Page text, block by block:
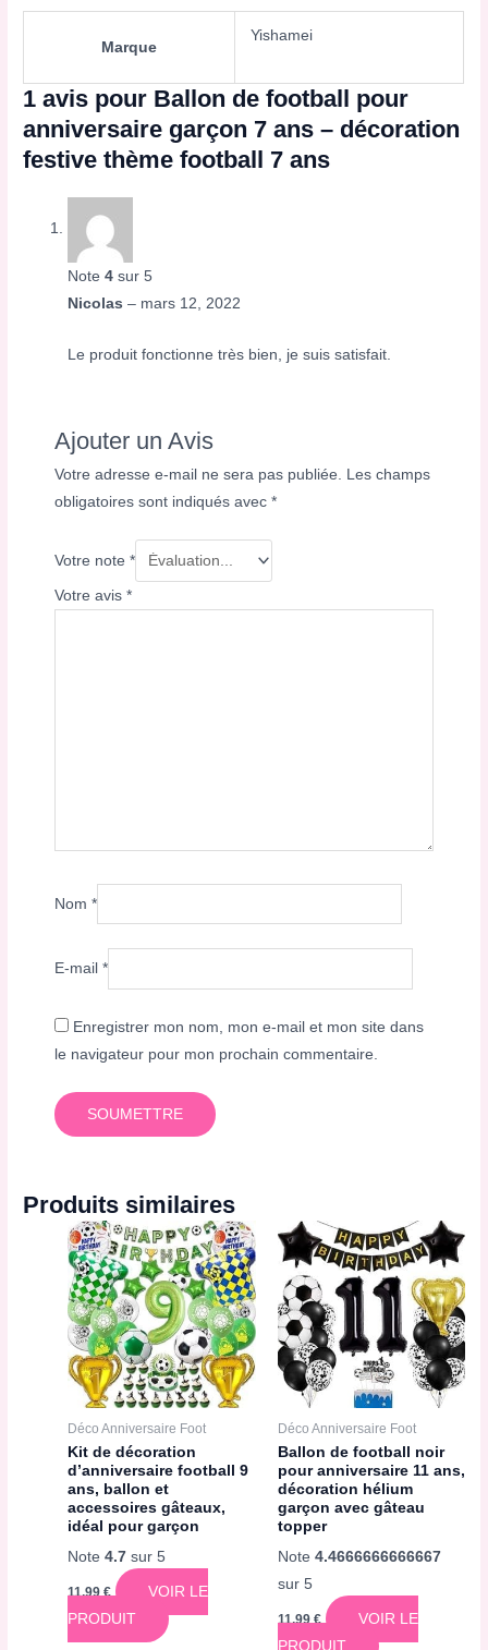
Marque
Yishamei
1 avis pour Ballon de football pour
anniversaire garçon 7 ans – décoration
festive thème football 7 ans
Note4 sur 5
Nicolas– mars 12, 2022
Le produit fonctionne très bien, je suis satisfait.
Ajouter un Avis
Votre adresse e-mail ne sera pas publiée.
Les champs
obligatoires sont indiqués avec*
Votre note*
Votre avis*
Nom*
E-mail*
Enregistrer mon nom, mon e-mail et mon site dans
le navigateur pour mon prochain commentaire.
Produits similaires
Déco Anniversaire Foot
Kit de décoration
d’anniversaire football 9
ans, ballon et
accessoires gâteaux,
idéal pour garçon
Note4.7 sur 5
11,99€
VOIR LE
PRODUIT
Déco Anniversaire Foot
Ballon de football noir
pour anniversaire 11 ans,
décoration hélium
garçon avec gâteau
topper
Note 4.4666666666667
sur 5
11,99 €
VOIR LE
PRODUIT